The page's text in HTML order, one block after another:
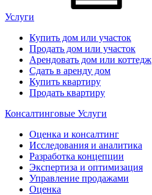
Услуги
Купить дом или участок
Продать дом или участок
Арендовать дом или коттедж
Сдать в аренду дом
Купить квартиру
Продать квартиру
Консалтинговые Услуги
Оценка и консалтинг
Исследования и аналитика
Разработка концепции
Экспертиза и оптимизация
Управление продажами
Оценка